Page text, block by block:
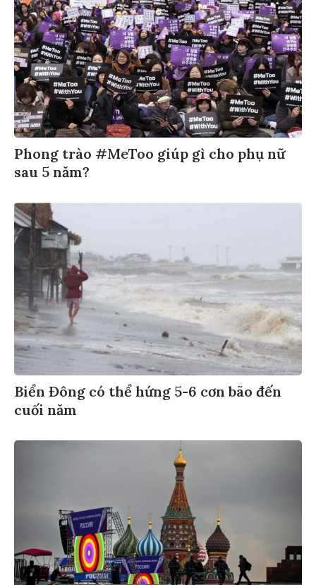
Phong trào #MeToo giúp gì cho phụ nữ
sau 5 năm?
Biển Đông có thể hứng 5-6 cơn bão đến
cuối năm